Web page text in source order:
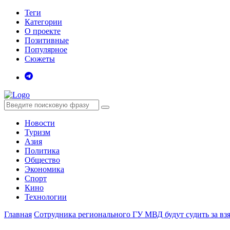
Теги
Категории
О проекте
Позитивные
Популярное
Сюжеты
Новости
Туризм
Азия
Политика
Общество
Экономика
Спорт
Кино
Технологии
Главная Сотрудника регионального ГУ МВД будут судить за